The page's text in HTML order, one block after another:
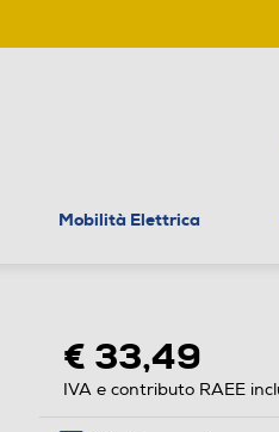
Mobilità Elettrica
€ 33,49
IVA e contributo RAEE